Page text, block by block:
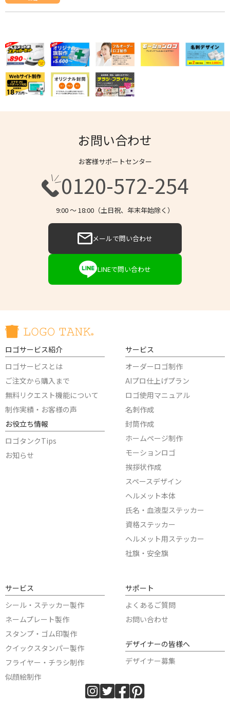
お問い合わせ
お客様サポートセンター
0120-572-254
9:00 〜 18:00（土日祝、年末年始除く）
メールで問い合わせ
LINEで問い合わせ
ロゴサービス紹介
ロゴサービスとは
ご注文から購入まで
無料リクエスト機能について
制作実績・お客様の声
お役立ち情報
ロゴタンクTips
お知らせ
サービス
オーダーロゴ制作
AIプロ仕上げプラン
ロゴ使用マニュアル
名刺作成
封筒作成
ホームページ制作
モーションロゴ
挨拶状作成
スペースデザイン
ヘルメット本体
氏名・血液型ステッカー
資格ステッカー
ヘルメット用ステッカー
社旗・安全旗
サービス
シール・ステッカー製作
ネームプレート製作
スタンプ・ゴム印製作
クイックスタンパー製作
フライヤー・チラシ制作
似顔絵制作
サポート
よくあるご質問
お問い合わせ
デザイナーの皆様へ
デザイナー募集